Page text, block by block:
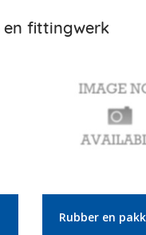
en fittingwerk
Rubber en